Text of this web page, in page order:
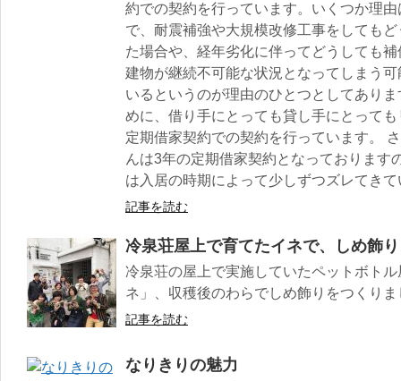
約での契約を行っています。いくつか理
で、耐震補強や大規模改修工事をしても
た場合や、経年劣化に伴ってどうしても
建物が継続不可能な状況となってしまう
いるというのが理由のひとつとしてあり
めに、借り手にとっても貸し手にとって
定期借家契約での契約を行っています。
んは3年の定期借家契約となっております
は入居の時期によって少しずつズレてき
記事を読む
冷泉荘屋上で育てたイネで、しめ飾
冷泉荘の屋上で実施していたペットボト
ネ」、収穫後のわらでしめ飾りをつくり
記事を読む
なりきりの魅力